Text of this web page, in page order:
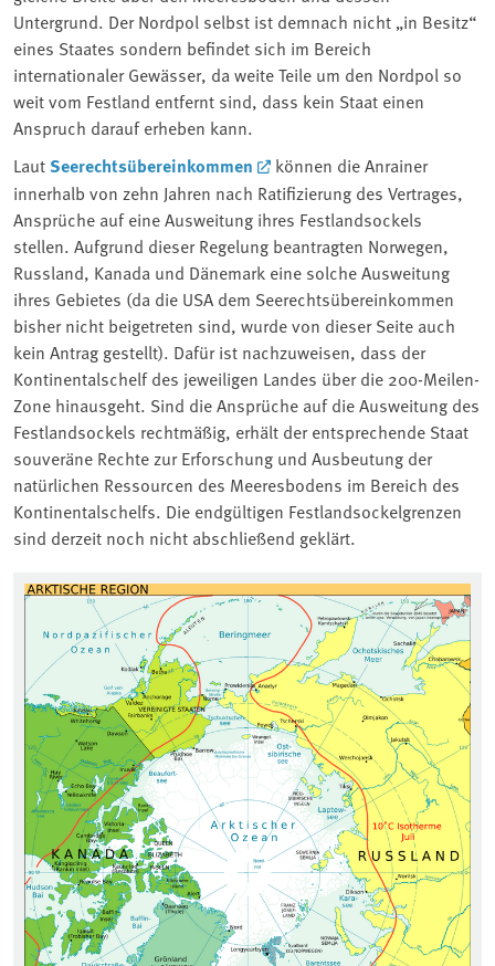
Untergrund. Der Nordpol selbst ist demnach nicht „in Besitz“
eines Staates sondern befindet sich im Bereich
internationaler Gewässer, da weite Teile um den Nordpol so
weit vom Festland entfernt sind, dass kein Staat einen
Anspruch darauf erheben kann.
LautSeerechtsübereinkommen
können die Anrainer
innerhalb von zehn Jahren nach Ratifizierung des Vertrages,
Ansprüche auf eine Ausweitung ihres Festlandsockels
stellen. Aufgrund dieser Regelung beantragten Norwegen,
Russland, Kanada und Dänemark eine solche Ausweitung
ihres Gebietes (da die USA dem Seerechtsübereinkommen
bisher nicht beigetreten sind, wurde von dieser Seite auch
kein Antrag gestellt). Dafür ist nachzuweisen, dass der
Kontinentalschelf des jeweiligen Landes über die 200-Meilen-
Zone hinausgeht. Sind die Ansprüche auf die Ausweitung des
Festlandsockels rechtmäßig, erhält der entsprechende Staat
souveräne Rechte zur Erforschung und Ausbeutung der
natürlichen Ressourcen des Meeresbodens im Bereich des
Kontinentalschelfs. Die endgültigen Festlandsockelgrenzen
sind derzeit noch nicht abschließend geklärt.